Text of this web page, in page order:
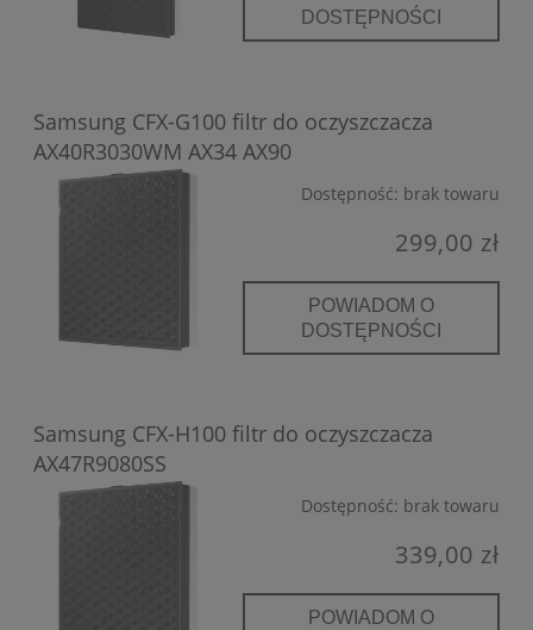
DOSTĘPNOŚCI
Samsung CFX-G100 filtr do oczyszczacza
AX40R3030WM AX34 AX90
Dostępność: brak towaru
299,00 zł
POWIADOM O
DOSTĘPNOŚCI
Samsung CFX-H100 filtr do oczyszczacza
AX47R9080SS
Dostępność: brak towaru
339,00 zł
POWIADOM O